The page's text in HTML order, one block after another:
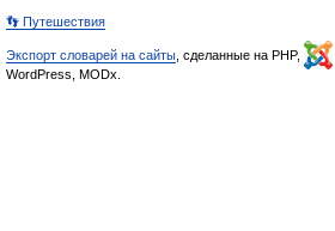
👣 Путешествия
Экспорт словарей на сайты , сделанные на PHP,
WordPress, MODx.